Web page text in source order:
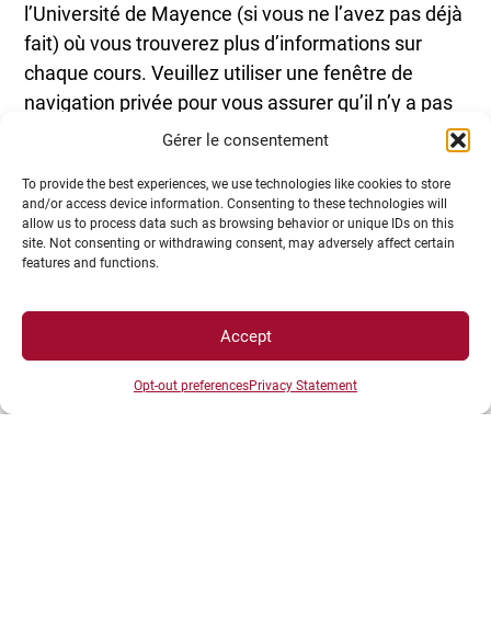
Gérer le consentement
To provide the best experiences, we use technologies like cookies to store
and/or access device information. Consenting to these technologies will
allow us to process data such as browsing behavior or unique IDs on this
site. Not consenting or withdrawing consent, may adversely affect certain
features and functions.
Accept
Opt-out preferencesPrivacy Statement
l’Université de Mayence (si vous ne l’avez pas déjà
fait) où vous trouverez plus d’informations sur
chaque cours. Veuillez utiliser une fenêtre de
navigation privée pour vous assurer qu’il n’y a pas
de conflit avec la plateforme de votre université
votre université d’origine.